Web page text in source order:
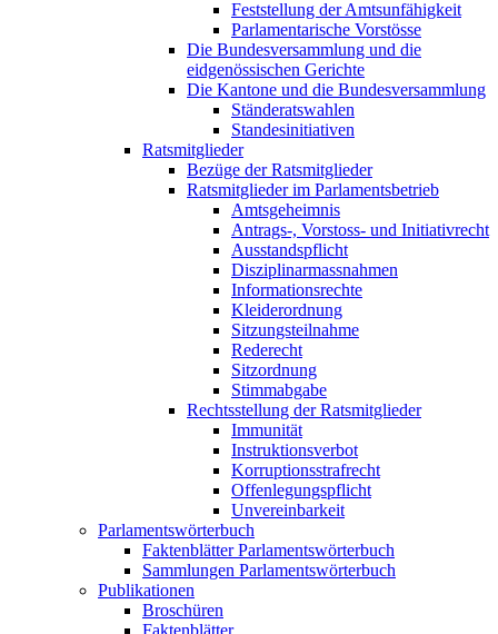
Feststellung der Amtsunfähigkeit
Parlamentarische Vorstösse
Die Bundesversammlung und die
eidgenössischen Gerichte
Die Kantone und die Bundesversammlung
Ständeratswahlen
Standesinitiativen
Ratsmitglieder
Bezüge der Ratsmitglieder
Ratsmitglieder im Parlamentsbetrieb
Amtsgeheimnis
Antrags-, Vorstoss- und Initiativrecht
Ausstandspflicht
Disziplinarmassnahmen
Informationsrechte
Kleiderordnung
Sitzungsteilnahme
Rederecht
Sitzordnung
Stimmabgabe
Rechtsstellung der Ratsmitglieder
Immunität
Instruktionsverbot
Korruptionsstrafrecht
Offenlegungspflicht
Unvereinbarkeit
Parlamentswörterbuch
Faktenblätter Parlamentswörterbuch
Sammlungen Parlamentswörterbuch
Publikationen
Broschüren